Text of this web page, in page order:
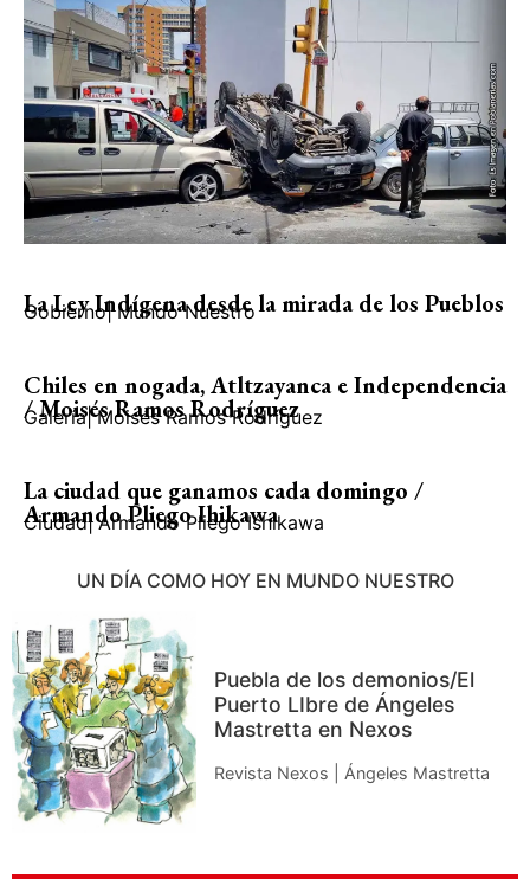
La Ley Indígena desde la mirada de los Pueblos
Gobierno| Mundo Nuestro
Chiles en nogada, Atltzayanca e Independencia
/ Moisés Ramos Rodríguez
Galería| Moisés Ramos Rodríguez
La ciudad que ganamos cada domingo /
Armando Pliego Ihikawa
Ciudad| Armando Pliego Ishikawa
UN DÍA COMO HOY EN MUNDO NUESTRO
Puebla de los demonios/El
Puerto LIbre de Ángeles
Mastretta en Nexos
Revista Nexos | Ángeles Mastretta